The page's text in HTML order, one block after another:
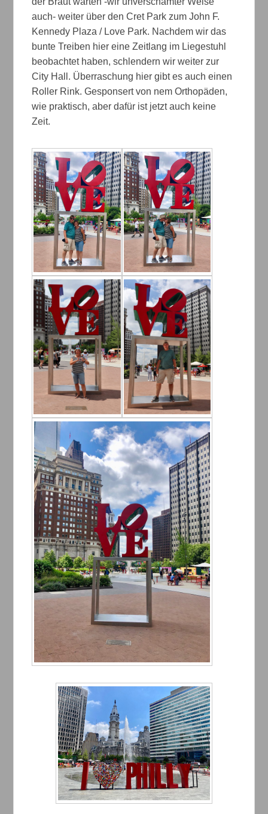
auch- weiter über den Cret Park zum John F.
Kennedy Plaza / Love Park. Nachdem wir das
bunte Treiben hier eine Zeitlang im Liegestuhl
beobachtet haben, schlendern wir weiter zur
City Hall. Überraschung hier gibt es auch einen
Roller Rink. Gesponsert von nem Orthopäden,
wie praktisch, aber dafür ist jetzt auch keine
Zeit.